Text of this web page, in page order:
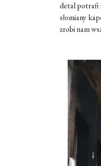
detal potrafi
słomiany
zrobi nam